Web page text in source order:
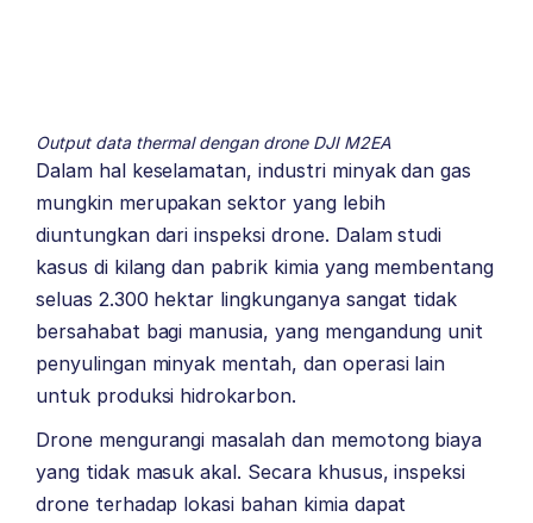
Output data thermal dengan drone DJI M2EA
Dalam hal keselamatan, industri minyak dan gas
mungkin merupakan sektor yang lebih
diuntungkan dari inspeksi drone. Dalam studi
kasus di kilang dan pabrik kimia yang membentang
seluas 2.300 hektar lingkunganya sangat tidak
bersahabat bagi manusia, yang mengandung unit
penyulingan minyak mentah, dan operasi lain
untuk produksi hidrokarbon.
Drone mengurangi masalah dan memotong biaya
yang tidak masuk akal. Secara khusus, inspeksi
drone terhadap lokasi bahan kimia dapat